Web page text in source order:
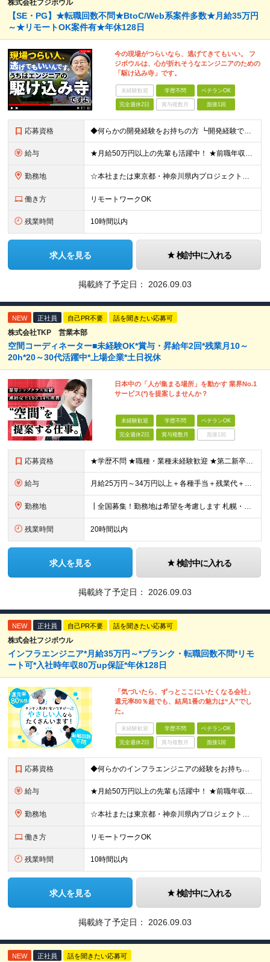
株式会社フジボウル
【SE・PG】★転職回数不問★BtoC/Web系案件多数★月給35万円
～★リモートOK案件有★年休128日
今の現場がつらいなら、逃げてきてもいい。 フ
ジボウルは、心が折れそうなエンジニアのための
「駆け込み寺」です。
未経験歓迎 学歴不問 ベテランOK
完全週休2日 賞与複数月 面接1回
応募資格 ◆何らかの開発経験をお持ちの方 ┗開発経験ではなく、運用・保守経験があるという方も、お気軽にご応募ください！ ┗ブランク・転職回数は不問です！ ┗ネガティブな応募理由も歓迎です！ ※学歴不問 ☆活か
給与 ★月給50万円以上の先輩も活躍中！ ★前職年収から80万円以上UP保証 月給35万円～ ※月給には固定残業代を含む(月20時間分/2万6000円～/超過分別途支給） ※残業がなくても上記支給(基本残
勤務地 ☆本社または東京都・神奈川県内プロジェクト先での勤務となります ☆リモートワークOKの案件も多数あります(応相談) ☆転居を伴う転勤はありません ☆九州地方、北陸地方、北海道からの転職者も多数在籍！/
働き方 リモートワークOK
残業時間 10時間以内
求人を見る 検討中に入れる
掲載終了予定日： 2026.09.03
NEW 正社員 自己PR不要 話を聞きたい応募可
株式会社TKP 営業本部
空間コーディネーター■未経験OK*賞与・昇給年2回*残業月10～
20h*20～30代活躍中*上場企業*土日祝休
日本中の「人が集まる場所」を動かす 業界No.1
サービス(*)を提案しませんか？
未経験歓迎 学歴不問 ベテランOK
完全週休2日 賞与複数月 面接1回
応募資格 ★学歴不問 ★職種・業種未経験歓迎 ★第二新卒歓迎 ＜こんな方にオススメ＞ ◎一つの商材ではなく、幅広い提案で勝負したい ◎成長企業でスケールの大きい仕事に挑戦したい ◎実力を評価されたい＆腰を据え
給与 月給25万円～34万円以上＋各種手当＋残業代＋賞与年2回 初年度想定年収：348万円～ ※経験・能力を考慮のうえ優遇します。 ※上記にはエリア給（10,000円～15,000円）、見込み残業代（20
勤務地 ┃全国募集！勤務地は希望を考慮します 札幌・仙台・東京・横浜・金沢・名古屋・大阪・京都・広島・福岡 募集 ※上記のほか、全国に拠点あり ※キャリアアップやキャリアシフトに伴う転勤も一部ありますが、基
残業時間 20時間以内
求人を見る 検討中に入れる
掲載終了予定日： 2026.09.03
NEW 正社員 自己PR不要 話を聞きたい応募可
株式会社フジボウル
インフラエンジニア*月給35万円～*ブランク・転職回数不問*リモ
ート可*入社時年収80万up保証*年休128日
「気づいたら、ずっとここにいたくなる会社」
還元率80％超でも、結局1番の魅力は“人”でし
た。
未経験歓迎 学歴不問 ベテランOK
完全週休2日 賞与複数月 面接1回
応募資格 ◆何らかのインフラエンジニアの経験をお持ちの方 ┗設計・構築経験だけではなく、運用・保守経験があるという方も、お気軽にご応募ください！ ┗ブランク・転職回数は不問です！ ┗ネガティブな応募理由も歓迎で
給与 ★月給50万円以上の先輩も活躍中！ ★前職年収から80万円以上UP保証 月給35万円～ ※月給には固定残業代を含む(月20時間分/2万6000円～/超過分別途支給） ※残業がなくても上記支給(基本残
勤務地 ☆本社または東京都・神奈川県内プロジェクト先での勤務となります ☆リモートワークOKの案件も多数あります(応相談) ☆転居を伴う転勤はありません ☆九州地方、北陸地方、北海道からの転職者も多数在籍！/
働き方 リモートワークOK
残業時間 10時間以内
求人を見る 検討中に入れる
掲載終了予定日： 2026.09.03
NEW 正社員 話を聞きたい応募可